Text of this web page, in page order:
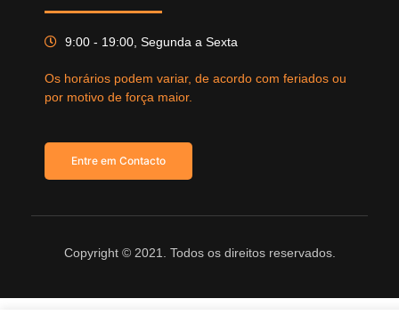
9:00 - 19:00, Segunda a Sexta
Os horários podem variar, de acordo com feriados ou
por motivo de força maior.
Entre em Contacto
Copyright © 2021. Todos os direitos reservados.